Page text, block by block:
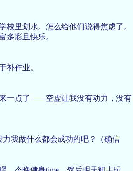
校里划水。怎么给他们说得焦虑了。
多彩且快乐。
补作业。
一点了——空虚让我没有动力，没有
我做什么都会成功的吧？（确信